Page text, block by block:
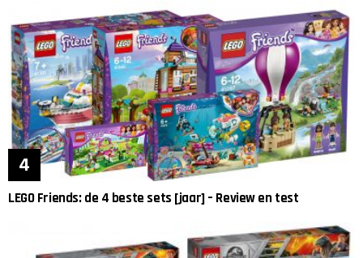
LEGO Friends: de 4 beste sets [jaar] – Review en test